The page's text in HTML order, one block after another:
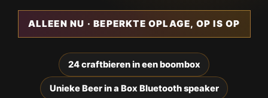
ALLEEN NU · BEPERKTE OPLAGE, OP IS OP
24 craftbieren in een boombox
Unieke Beer in a Box Bluetooth speaker